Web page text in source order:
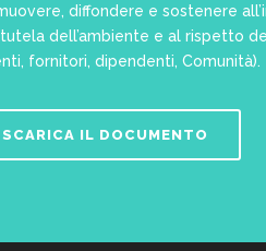
diffondere e sostenere
dell’ambiente e al rispetto
fornitori, dipendenti, Comunità).
SCARICA IL DOCUMENTO